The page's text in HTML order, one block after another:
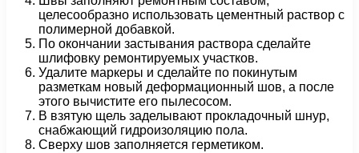
целесообразно использовать цементный раствор с
полимерной добавкой.
По окончании застывания раствора сделайте
шлифовку ремонтируемых участков.
Удалите маркеры и сделайте по покинутым
разметкам новый деформационный шов, а после
этого вычистите его пылесосом.
В взятую щель заделывают прокладочный шнур,
снабжающий гидроизоляцию пола.
Сверху шов заполняется герметиком.